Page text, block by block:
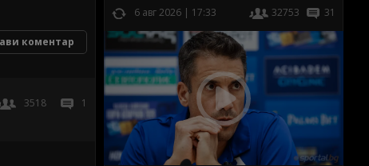
коментар
3518 1
6 авг 2026 | 17:33 32753 31